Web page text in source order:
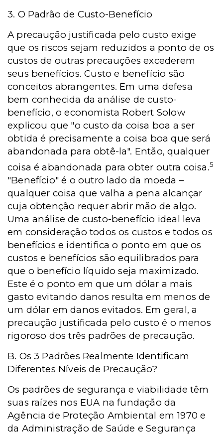
3. O Padrão de Custo-Benefício
A precaução justificada pelo custo exige
que os riscos sejam reduzidos a ponto de os
custos de outras precauções excederem
seus benefícios. Custo e benefício são
conceitos abrangentes. Em uma defesa
bem conhecida da análise de custo-
benefício, o economista Robert Solow
explicou que "o custo da coisa boa a ser
obtida é precisamente a coisa boa que será
abandonada para obtê-la". Então, qualquer
coisa é abandonada para obter outra coisa.5
"Benefício" é o outro lado da moeda –
qualquer coisa que valha a pena alcançar
cuja obtenção requer abrir mão de algo.
Uma análise de custo-benefício ideal leva
em consideração todos os custos e todos os
benefícios e identifica o ponto em que os
custos e benefícios são equilibrados para
que o benefício líquido seja maximizado.
Este é o ponto em que um dólar a mais
gasto evitando danos resulta em menos de
um dólar em danos evitados. Em geral, a
precaução justificada pelo custo é o menos
rigoroso dos três padrões de precaução.
B. Os 3 Padrões Realmente Identificam
Diferentes Níveis de Precaução?
Os padrões de segurança e viabilidade têm
suas raízes nos EUA na fundação da
Agência de Proteção Ambiental em 1970 e
da Administração de Saúde e Segurança